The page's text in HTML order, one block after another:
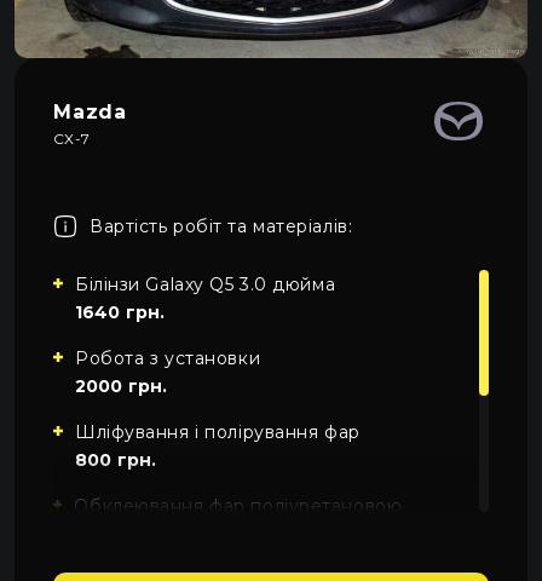
Про автосвітло
3
Усі категорії
Електрика
Мова
Сб–Нд – вихідні
+38 (063) 274-70-70
Mazda
CX-7
Вартість робіт та матеріалів:
Білінзи Galaxy Q5 3.0 дюйма
1640 грн.
Робота з установки
2000 грн.
Шліфування і полірування фар
800 грн.
Обклеювання фар поліуретановою